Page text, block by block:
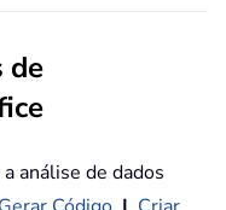
de
análise de dados